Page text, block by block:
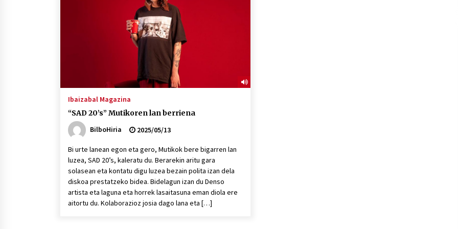
protagonista
2026/07/16
POTTO: San Pedro jaietako bertso-
saioa
2026/07/09
Auritz Iñurrietaren margoak
ikusgai Uribitarte40 aretoan
Ibaizabal Magazina
“SAD 20’s” Mutikoren lan berriena
BilboHiria
2025/05/13
Bi urte lanean egon eta gero, Mutikok bere bigarren lan
luzea, SAD 20’s, kaleratu du. Berarekin aritu gara
solasean eta kontatu digu luzea bezain polita izan dela
diskoa prestatzeko bidea. Bidelagun izan du Denso
artista eta laguna eta horrek lasaitasuna eman diola ere
aitortu du. Kolaborazioz josia dago lana eta […]